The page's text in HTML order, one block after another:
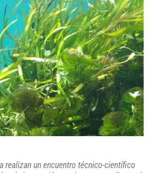
realizan un encuentro técnico-científico